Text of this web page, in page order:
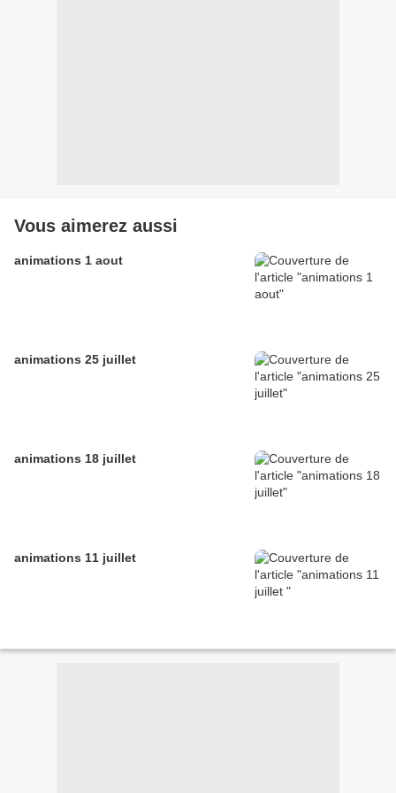
Vous aimerez aussi
animations 1 aout
animations 25 juillet
animations 18 juillet
animations 11 juillet